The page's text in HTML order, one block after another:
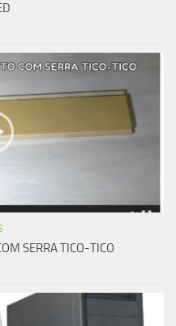
SERRA TICO-TICO